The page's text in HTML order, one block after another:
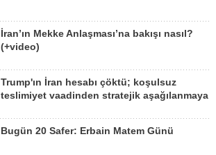
İran’ın Mekke Anlaşması’na bakışı nasıl?
(+video)
Trump'ın İran hesabı çöktü; koşulsuz
teslimiyet vaadinden stratejik aşağılanmaya
Bugün 20 Safer: Erbain Matem Günü